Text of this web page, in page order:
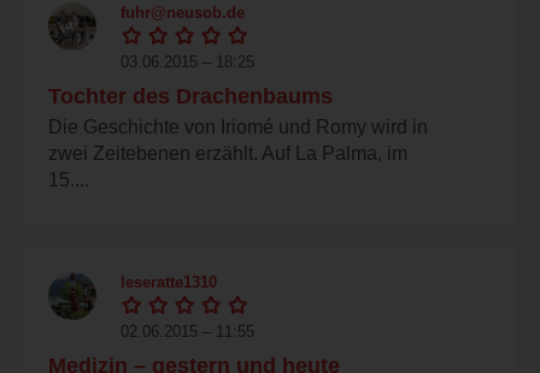
fuhr@neusob.de
03.06.2015 – 18:25
Tochter des Drachenbaums
Die Geschichte von Iriomé und Romy wird in
zwei Zeitebenen erzählt. Auf La Palma, im
15....
leseratte1310
02.06.2015 – 11:55
Medizin – gestern und heute